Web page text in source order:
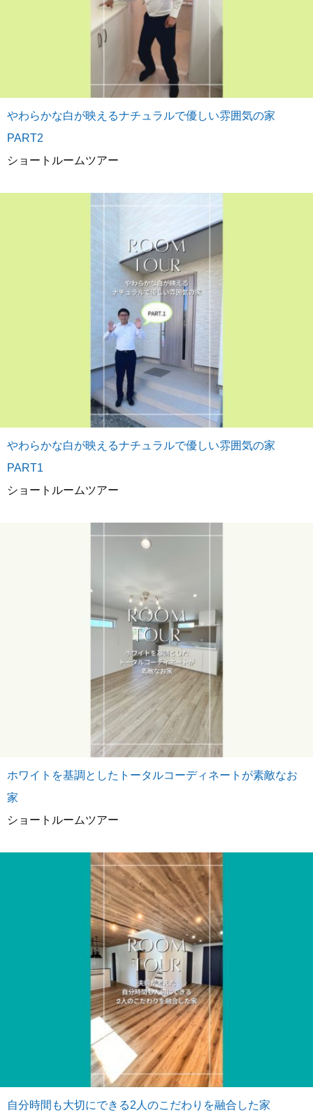
やわらかな白が映えるナチュラルで優しい雰囲気の家
PART2
ショートルームツアー
やわらかな白が映えるナチュラルで優しい雰囲気の家
PART1
ショートルームツアー
ホワイトを基調としたトータルコーディネートが素敵なお
家
ショートルームツアー
自分時間も大切にできる2人のこだわりを融合した家